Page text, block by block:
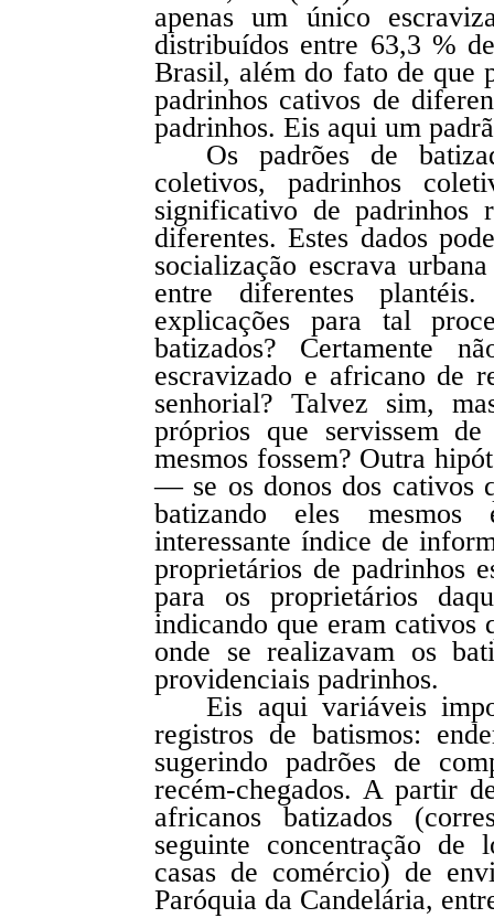
apenas um único
distribuídos entre 63,3 %
Brasil, além do fato de que
padrinhos cativos de
padrinhos. Eis aqui um
Os padrões de
coletivos, padrinhos
significativo de padrinhos
diferentes. Estes dados
socialização escrava
entre diferentes
explicações para tal
batizados? Certamente
escravizado e africano de
senhorial? Talvez sim,
próprios que servissem
mesmos fossem? Outra
— se os donos dos cativos
batizando eles mesmos
interessante índice de
proprietários de padrinhos
para os proprietários
indicando que eram cativos
onde se realizavam os
providenciais padrinhos.
Eis aqui variáveis
registros de batismos:
sugerindo padrões de
recém-chegados. A partir
africanos batizados
seguinte concentração de
casas de comércio) de
Paróquia da Candelária,